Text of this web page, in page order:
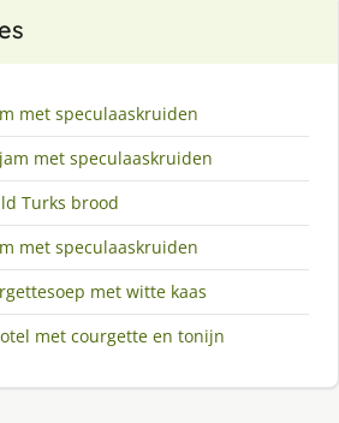
met speculaaskruiden
met speculaaskruiden
Turks brood
met speculaaskruiden
met witte kaas
met courgette en tonijn